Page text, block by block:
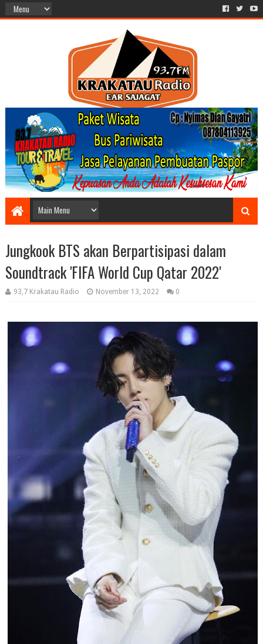
Jungkook BTS akan Berpartisipasi dalam
Soundtrack 'FIFA World Cup Qatar 2022'
93,7 Krakatau Radio November 13, 2022 0